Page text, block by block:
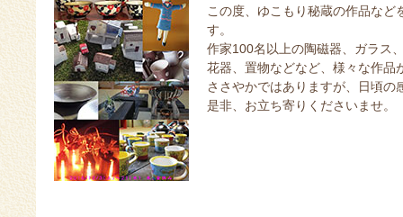
この度、ゆこもり秘蔵の作品な
す。
作家100名以上の陶磁器、ガラス
花器、置物などなど、様々な作品
ささやかではありますが、日頃
是非、お立ち寄りくださいませ。